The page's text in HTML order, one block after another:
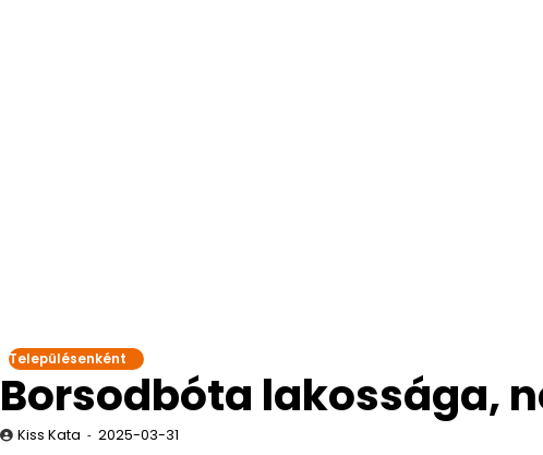
Településenként
Borsodbóta lakossága,
Kiss Kata 2025-03-31